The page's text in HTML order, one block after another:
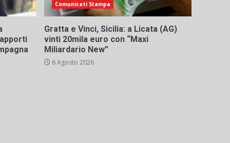
Comunicati Stampa
Gratta e Vinci, Sicilia: a Licata (AG)
vinti 20mila euro con “Maxi
Miliardario New”
6 Agosto 2026